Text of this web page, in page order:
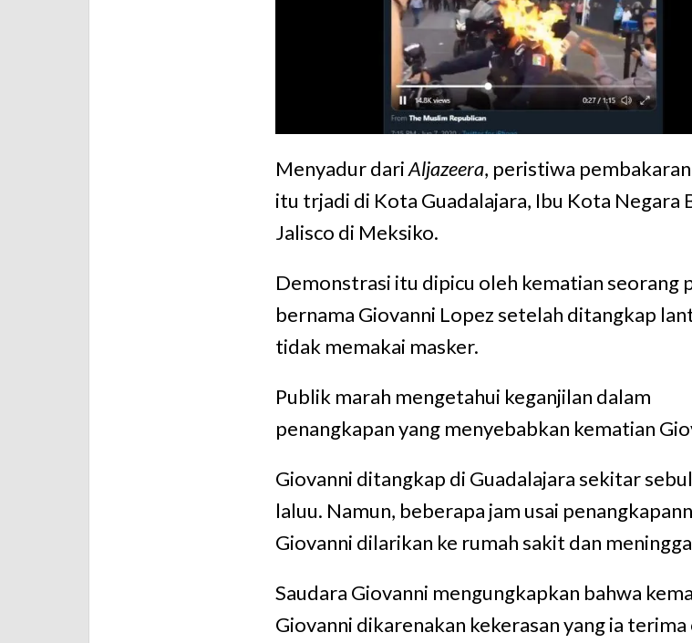
Menyadur dariAljazeera, peristiwa
itu trjadi di Kota Guadalajara, Ibu Kota Negara
Jalisco di Meksiko.
Demonstrasi itu dipicu oleh kematian seorang
bernama Giovanni Lopez setelah ditangkap
tidak memakai masker.
Publik marah mengetahui keganjilan dalam
penangkapan yang menyebabkan kematian
Giovanni ditangkap di Guadalajara sekitar
laluu. Namun, beberapa jam usai
Giovanni dilarikan ke rumah sakit dan
Saudara Giovanni mengungkapkan bahwa
Giovanni dikarenakan kekerasan yang ia terima